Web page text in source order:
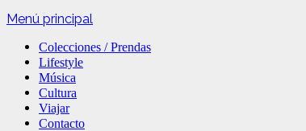
Menú principal
Colecciones / Prendas
Lifestyle
Música
Cultura
Viajar
Contacto